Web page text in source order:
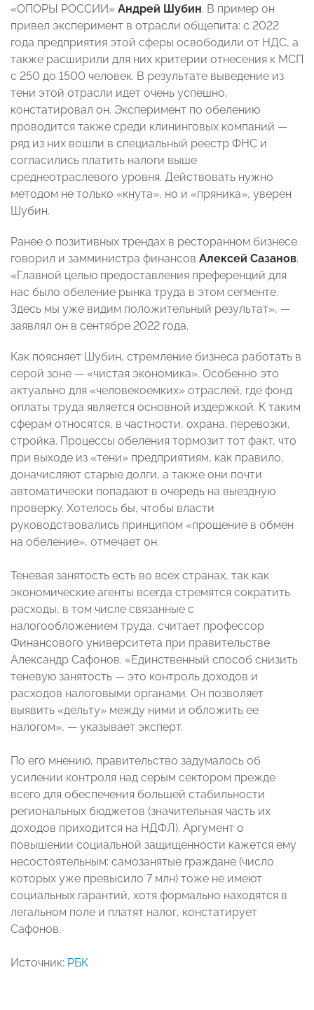
«ОПОРЫ РОССИИ» Андрей Шубин. В пример он
привел эксперимент в отрасли общепита: с 2022
года предприятия этой сферы освободили от НДС, а
также расширили для них критерии отнесения к МСП
с 250 до 1500 человек. В результате выведение из
тени этой отрасли идет очень успешно,
констатировал он. Эксперимент по обелению
проводится также среди клининговых компаний —
ряд из них вошли в специальный реестр ФНС и
согласились платить налоги выше
среднеотраслевого уровня. Действовать нужно
методом не только «кнута», но и «пряника», уверен
Шубин.
Ранее о позитивных трендах в ресторанном бизнесе
говорил и замминистра финансов Алексей Сазанов.
«Главной целью предоставления преференций для
нас было обеление рынка труда в этом сегменте.
Здесь мы уже видим положительный результат», —
заявлял он в сентябре 2022 года.
Как поясняет Шубин, стремление бизнеса работать в
серой зоне — «чистая экономика». Особенно это
актуально для «человекоемких» отраслей, где фонд
оплаты труда является основной издержкой. К таким
сферам относятся, в частности, охрана, перевозки,
стройка. Процессы обеления тормозит тот факт, что
при выходе из «тени» предприятиям, как правило,
доначисляют старые долги, а также они почти
автоматически попадают в очередь на выездную
проверку. Хотелось бы, чтобы власти
руководствовались принципом «прощение в обмен
на обеление», отмечает он.
Теневая занятость есть во всех странах, так как
экономические агенты всегда стремятся сократить
расходы, в том числе связанные с
налогообложением труда, считает профессор
Финансового университета при правительстве
Александр Сафонов. «Единственный способ снизить
теневую занятость — это контроль доходов и
расходов налоговыми органами. Он позволяет
выявить «дельту» между ними и обложить ее
налогом», — указывает эксперт.
По его мнению, правительство задумалось об
усилении контроля над серым сектором прежде
всего для обеспечения большей стабильности
региональных бюджетов (значительная часть их
доходов приходится на НДФЛ). Аргумент о
повышении социальной защищенности кажется ему
несостоятельным: самозанятые граждане (число
которых уже превысило 7 млн) тоже не имеют
социальных гарантий, хотя формально находятся в
легальном поле и платят налог, констатирует
Сафонов.
Источник: РБК